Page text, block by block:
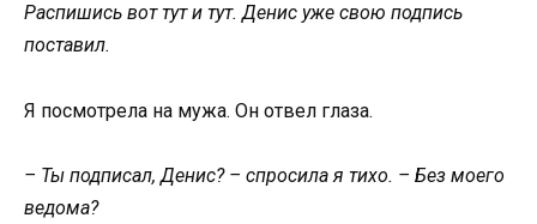
Распишись вот тут и тут. Денис уже свою подпись
поставил.
Я посмотрела на мужа. Он отвел глаза.
– Ты подписал, Денис? – спросила я тихо. – Без моего
ведома?